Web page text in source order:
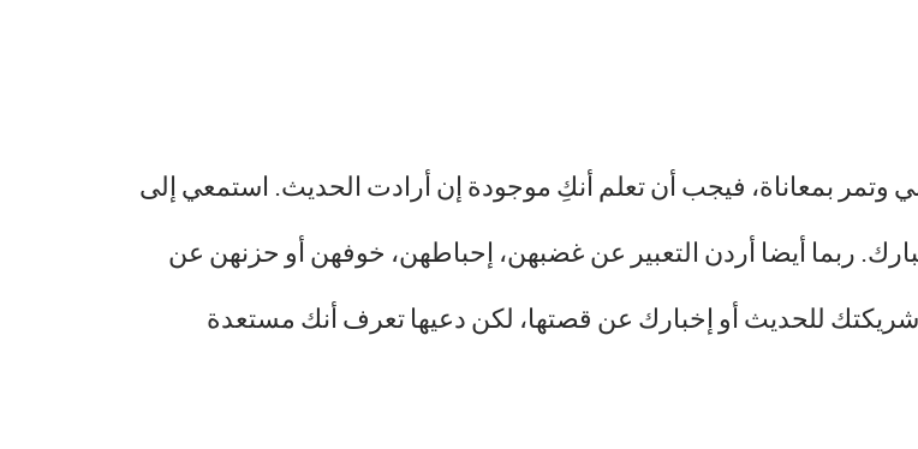
وتمر بمعاناة، فيجب أن تعلم أنكِ موجودة إن أرادت الحديث. استمعي إلى
ربما أيضا أردن التعبير عن غضبهن، إحباطهن، خوفهن أو حزنهن عن
للحديث أو إخبارك عن قصتها، لكن دعيها تعرف أنك مستعدة